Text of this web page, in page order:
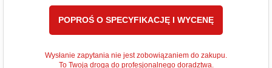
Wysłanie zapytania nie jest zobowiązaniem do zakupu.
To Twoja droga do profesjonalnego doradztwa.